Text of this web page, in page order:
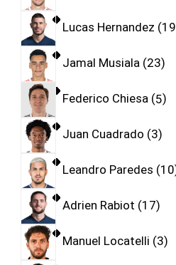
Lucas Hernandez 19
Jamal Musiala 23
Federico Chiesa 5
Juan Cuadrado 3
Leandro Paredes 10
Adrien Rabiot 17
Manuel Locatelli 3